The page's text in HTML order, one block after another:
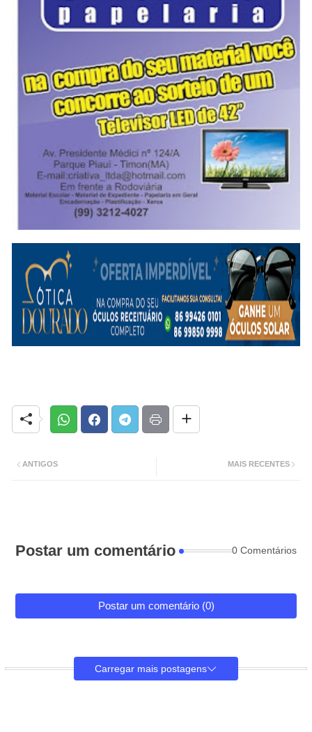
MAIS RECENTES
ANTIGOS
Postar um comentário 0 Comentários
Postar um comentário (0)
Carregar mais postagens